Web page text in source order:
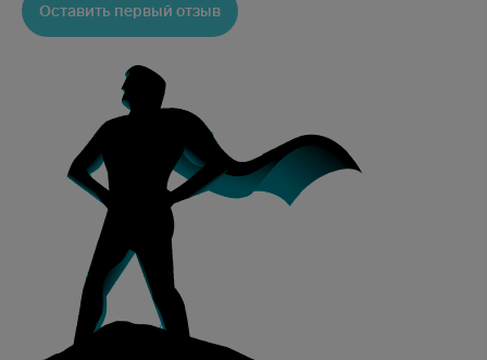
Оставить первый отзыв